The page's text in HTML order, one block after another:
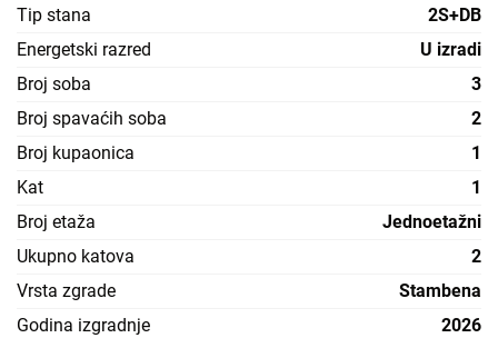
Tip stana
2S+DB
Energetski razred
U izradi
Broj soba
3
Broj spavaćih soba
2
Broj kupaonica
1
Kat
1
Broj etaža
Jednoetažni
Ukupno katova
2
Vrsta zgrade
Stambena
Godina izgradnje
2026